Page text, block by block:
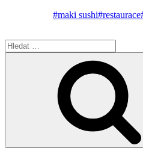
#maki sushi#restaurace
Hledat: